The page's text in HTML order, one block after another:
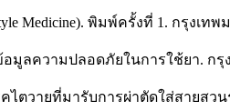
Medicine). พิมพ์ครั้งที่ 1. กรุงเท
ความปลอดภัยในการใช้ยา. กรุ
ตวายที่มารับการผ่าตัดใส่สายสว